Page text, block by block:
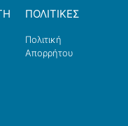
ΠΟΛΙΤΙΚΕΣ
Πολιτική
Απορρήτου